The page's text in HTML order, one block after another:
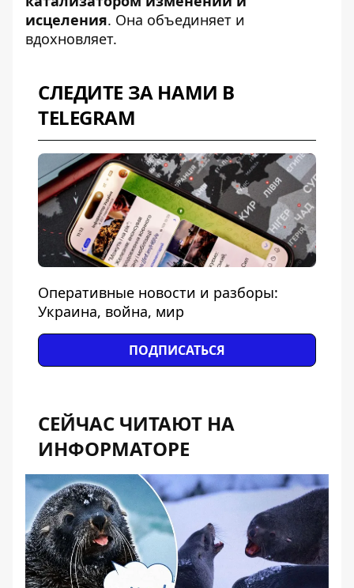
исцеления. Она объединяет и
вдохновляет.
СЛЕДИТЕ ЗА НАМИ В
TELEGRAM
Оперативные новости и разборы:
Украина, война, мир
ПОДПИСАТЬСЯ
СЕЙЧАС ЧИТАЮТ НА
ИНФОРМАТОРЕ